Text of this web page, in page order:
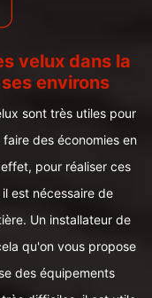
velux dans la
environs
sont très utiles pour
des économies en
pour réaliser ces
est nécessaire de
Un installateur de
qu'on vous propose
des équipements